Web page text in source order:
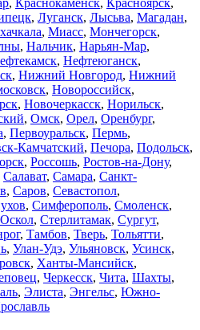
, Краснокаменск, Красноярск,
, Луганск, Лысьва, Магадан,
, Миасс, Мончегорск,
, Нальчик, Нарьян-Мар,
, Нефтеюганск,
, Нижний Новгород, Нижний
, Новороссийск,
, Новочеркасск, Норильск,
, Омск, Орел, Оренбург,
, Первоуральск, Пермь,
Камчатский, Печора, Подольск,
, Россошь, Ростов-на-Дону,
Салават, Самара, Санкт-
, Саров, Севастопол,
, Симферополь, Смоленск,
, Стерлитамак, Сургут,
, Тамбов, Тверь, Тольятти,
, Улан-Удэ, Ульяновск, Усинск,
, Ханты-Мансийск,
, Черкесск, Чита, Шахты,
, Элиста, Энгельс, Южно-